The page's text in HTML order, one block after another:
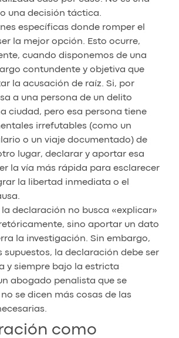
una decisión táctica.
específicas donde romper el
la mejor opción. Esto ocurre,
cuando disponemos de una
contundente y objetiva que
la acusación de raíz. Si, por
a una persona de un delito
ciudad, pero esa persona tiene
irrefutables (como un
o un viaje documentado) de
lugar, declarar y aportar esa
la vía más rápida para esclarecer
la libertad inmediata o el
la declaración no busca «explicar»
sino aportar un dato
la investigación. Sin embargo,
supuestos, la declaración debe ser
y siempre bajo la estricta
abogado penalista que se
se dicen más cosas de las
como